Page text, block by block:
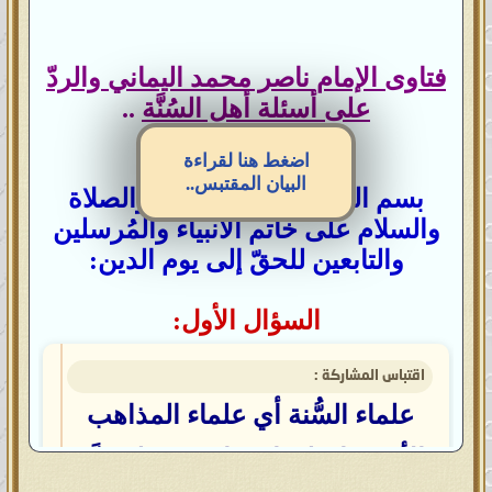
فتاوى الإمام ناصر محمد اليماني والردّ
على أسئلة أهل السُنَّة ..
بسم الله الرحمن الرحيم، والصلاة
والسلام على خاتم الأنبياء والمُرسلين
والتابعين للحقّ إلى يوم الدين:
السؤال الأول:
اقتباس المشاركة :
علماء السُّنة أي علماء المذاهب
الأربعة اختلفوا فيما بينهم فلم يدَّعِ
اضغط هنا لقراءة
البيان المقتبس..